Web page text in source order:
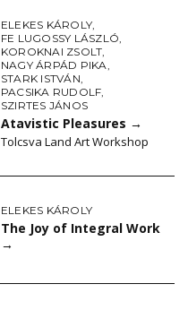
ELEKES KÁROLY,
FE LUGOSSY LÁSZLÓ,
KOROKNAI ZSOLT,
NAGY ÁRPÁD PIKA,
STARK ISTVÁN,
PACSIKA RUDOLF,
SZIRTES JÁNOS
Atavistic Pleasures →
Tolcsva Land Art Workshop
ELEKES KÁROLY
The Joy of Integral Work
→